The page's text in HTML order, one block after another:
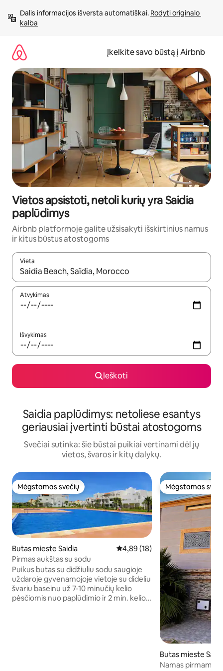
prie
turinio
Dalis informacijos išversta automatiškai. Rodyti originalo
kalba
Įkelkite savo būstą į Airbnb
Vietos apsistoti, netoli kurių yra Saidia
paplūdimys
Airbnb platformoje galite užsisakyti išskirtinius namus
ir kitus būstus atostogoms
Vieta
Kai pasirodys paieškos rezultatai, juos naršyti galite
Atvykimas
Išvykimas
Ieškoti
Saidia paplūdimys: netoliese esantys
geriausiai įvertinti būstai atostogoms
Svečiai sutinka: šie būstai puikiai vertinami dėl jų
vietos, švaros ir kitų dalykų.
Mėgstamas svečių
Mėgstamas svečių
Butas mieste Saidia Vidutinis įvertinimas: 4,89 iš 5,
4,89 (18)
Pirmas aukštas su sodu
Puikus butas su didžiuliu sodu saugioje
uždaroje gyvenamojoje vietoje su dideliu
švariu baseinu už 7-10 minučių kelio
pėsčiomis nuo paplūdimio ir 2 min. kelio
Mėgstamas
Mėgstamas
Butas mieste
Namas pirmame